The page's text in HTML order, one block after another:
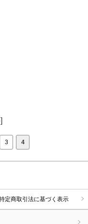
3 4
定商取引法に基づく表示